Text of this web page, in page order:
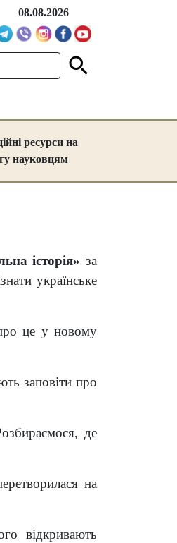
08.08.2026
ресурси на
науковцям
історія» за
українське
це у новому
заповіти про
де
на
відкривають